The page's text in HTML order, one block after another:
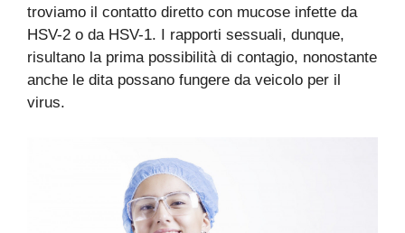
troviamo il contatto diretto con mucose infette da
HSV-2 o da HSV-1. I rapporti sessuali, dunque,
risultano la prima possibilità di contagio, nonostante
anche le dita possano fungere da veicolo per il
virus.